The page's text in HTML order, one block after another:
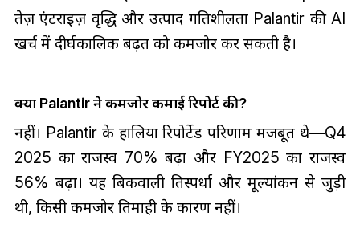
तेज़ एंटरप्राइज़ वृद्धि और उत्पाद गतिशीलता Palantir की AI
खर्च में दीर्घकालिक बढ़त को कमजोर कर सकती है।
क्या Palantir ने कमजोर कमाई रिपोर्ट की?
नहीं। Palantir के हालिया रिपोर्टेड परिणाम मजबूत थे—Q4
2025 का राजस्व 70% बढ़ा और FY2025 का राजस्व
56% बढ़ा। यह बिकवाली प्रतिस्पर्धा और मूल्यांकन से जुड़ी
थी, किसी कमजोर तिमाही के कारण नहीं।